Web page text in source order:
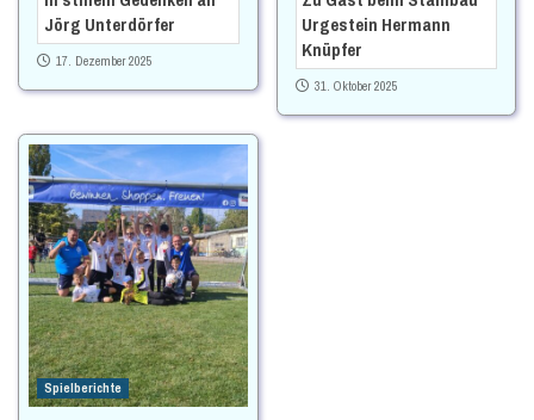
Jörg Unterdörfer
17. Dezember 2025
Urgestein Hermann
Knüpfer
31. Oktober 2025
Spielberichte